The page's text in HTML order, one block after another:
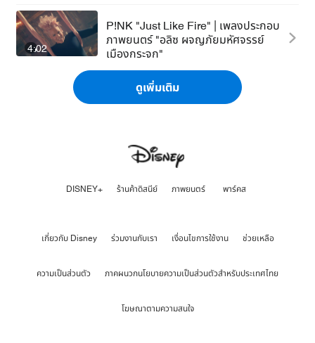
4:02
P!NK "Just Like Fire" | เพลงประกอบ
ภาพยนตร์ "อลิซ ผจญภัยมหัศจรรย์
เมืองกระจก"
ดูเพิ่มเติม
DISNEY+ ร้านค้าดิสนีย์ ภาพยนตร์ พาร์คส
เกี่ยวกับ Disney ร่วมงานกับเรา เงื่อนไขการใช้งาน ช่วยเหลือ
ความเป็นส่วนตัว ภาคผนวกนโยบายความเป็นส่วนตัวสำหรับประเทศไทย
โฆษณาตามความสนใจ